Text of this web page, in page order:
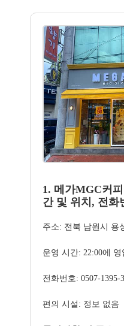
1. 메가MGC커
간 및 위치, 전화
주소: 전북 남원시 용
운영 시간: 22:00에 영
전화번호: 0507-1395-
편의 시설: 정보 없음